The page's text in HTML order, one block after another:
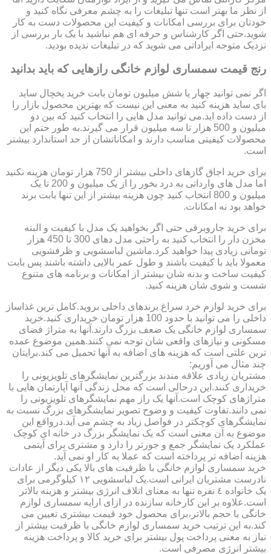
از نظر ما بهتر است تنها تبلیغات را به چشم معرفی نگاه کنید و
خودتان برای بررسی امکانات و کیفیت این محصولات دست به کار
شوید.حتی اگر کارشناس و حرفه ای هم نباشید با یک بار بررسی از
نزدیک متوجه ایراداتی می شوید که در تبلیغات ندیده بودید.
رنج قیمت سمساری لوازم خانگی رازهایی که باید بدانید
اگر نمی توانید چهار یا شش میلیون تومان بابت خرید یخچال ساید
بای ساید هزینه کنید به معنی این نیست که بهترین محصول بازار را
از دست داده اید.می توانید مدل هایی را انتخاب کنید که بین دو
میلیون و 500 هزار تا سه میلیون قرار می گیرند.به طور حتم این
محصولات کیفیتی مناسب دارند و امکاناتشان از حد استاندارد بیشتر
است.
برای خرید اجاق گازهای داخلی بیشتر از 750 هزار تومان هزینه نکنید
اما مدل های وارداتی به درد بخور را از یک میلیون و 200 تا یک
میلیون و 800 انتخاب کنید چون هزینه بیشتر از این تنها بابت برند
خواهد بود نه امکانات.
برای خرید جاروبرقی حتی اگر بخواهید یک مدل با کیفیت و البته
مخزن دار را انتخاب کنید به راحتی مدل دهای 300 تا 450 هزار
تومانی زیادی پیدا خواهید کرد.ماشین لباسشویی و ظرفشویی
معمولا باید با کیفیت باشند و طول عمر بالایی داشته باشند پس بابت
کیفیت ساخت و بدنه شان بیشتر از امکانات و برنامه های متنوع
شست و شوی شان هزینه کنید.
برای خرید لوازم خرد سراغ برندهای داخلی بروید.کامل ترین غذاساز
داخلی را می توانید با حدود 100 هزار تومان خریداری کنید.خرید
سمساری لوازم خانگی یک ضعف بزرگ دارند.آنها به متراژ فضای
مسکونی و نیازهای واقعی شان توجه نمی کنند.همین موضوع عمده
ترین علتی است که هزینه های اضافه به آنها تحمیل می کند.برایتان
چند مثال می آوریم:
مشتریان زیادی علاقه مندند بزرگترین نمایشگرهای تلویزیونی را
خریداری کنند.این درحالی است که محل زندگی آنها آپارتمان هایی با
متراژهای کوچک است.آنها یک راز مهم نمایشگرهای تلویزیونی را
نمی دانند.تفاوت کیفیت و وضوح تصویر نمایشگرهای بزرگ نسبت به
نمایشگرهای کوچکتر در فواصل زیاد به چشم می آید.درواقع این
موضوع به آن معنی است که یک نمایشگر بزرگ در خانه ای کوچک
عملکرد یک نمایشگر جمع و جورتر را دارد و مشتری برای آیتمی
هزینه اضافه تر پرداخته است که عملا به کار او نمی آید.
خرید سمساری لوازم خانگی با ظرفیت های بالا یکی دیگر از عادات
نادرست مشتریان ایرانی است.یک لباسشویی ١٢ کیلوگرمی برای
یک خانواده ٤ نفره تنها به معنای اتلاف انرژی بیشتر و هزینه بالاتر
است.علاوه بر این کارخانه سازنده در ازای ارایه سمساری لوازم
خانگی با حجم بالاتر،برای محصول خود قیمت بیشتری تعیین می
کند.به این ترتیب خرید سمساری لوازم خانگی با ظرفیت بیشتر از
نیاز به معنی پرداخت پول بیشتر برای خرید کالا و پرداخت هزینه
بیشتر انرژی مصرفی است.